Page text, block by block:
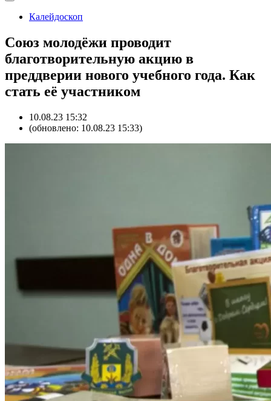
Калейдоскоп
Союз молодёжи проводит
благотворительную акцию в
преддверии нового учебного года. Как
стать её участником
10.08.23 15:32
(обновлено: 10.08.23 15:33)